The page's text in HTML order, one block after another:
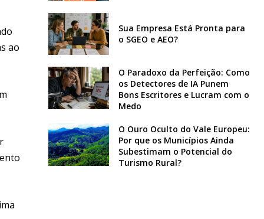
ao
Sua Empresa Está Pronta para
o SGEO e AEO?
O Paradoxo da Perfeição: Como
os Detectores de IA Punem
Bons Escritores e Lucram com o
Medo
O Ouro Oculto do Vale Europeu:
Por que os Municípios Ainda
Subestimam o Potencial do
Turismo Rural?